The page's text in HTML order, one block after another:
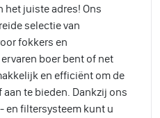
het juiste adres! Ons
selectie van
fokkers en
boer bent of net
en efficiënt om de
te bieden. Dankzij ons
en filtersysteem kunt u